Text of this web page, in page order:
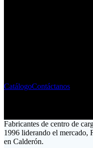
CatálogoContáctanos
Fabricantes de centro de
1996 liderando el mercado,
en Calderón.